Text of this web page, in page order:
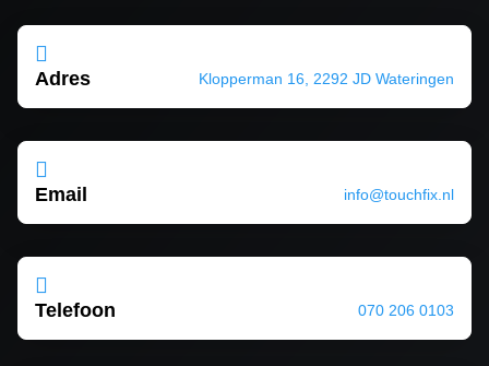

Adres Klopperman 16, 2292 JD Wateringen

Email info@touchfix.nl

Telefoon 070 206 0103